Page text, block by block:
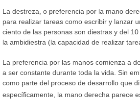
La destreza, o preferencia por la mano
para realizar tareas como escribir y lanzar
ciento de las personas son diestras y del
la ambidiestra (la capacidad de realizar
La preferencia por las manos comienza a
a ser constante durante toda la vida. Sin
como parte del proceso de desarrollo que
específicamente, la mano derecha parece